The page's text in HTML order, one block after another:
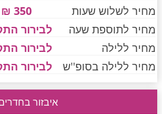
חדרים לפי שעה בחוף הכרמל
חדרים לפי שעה בחיפה קריות
חדרים לפי שעה בכנרת גליל תחתון
מחיר לשלוש שעות
350 ₪
מחיר לתוספת שעה
לבירור
מחיר ללילה
לבירור
מחיר ללילה בסופ''ש
לבירור
איבזור